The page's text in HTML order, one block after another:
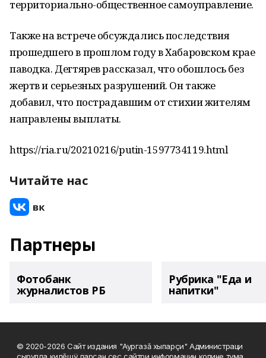
территориально-общественное самоуправление.
Также на встрече обсуждались последствия
прошедшего в прошлом году в Хабаровском крае
паводка. Дегтярев рассказал, что обошлось без
жертв и серьезных разрушений. Он также
добавил, что пострадавшим от стихии жителям
направлены выплаты.
https://ria.ru/20210216/putin-1597734119.html
Читайте нас
Партнеры
Фотобанк
журналистов РБ
Рубрика "Еда и
напитки"
© 2020-2026 Сайт издания "Аургазă хыпарçи" Администраци